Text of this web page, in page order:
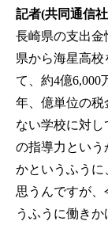
記者(共同通信
長崎県の支出金
県から海星高
て、約4億6,000
年、億単位の税
ない学校に対
の指導力という
かというふうに
思うんですが
うふうに働きか